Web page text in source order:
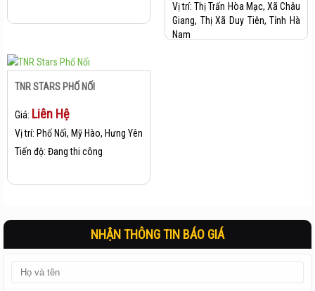
Vị trí:Thị Trấn Hòa Mạc, Xã Châu
Giang, Thị Xã Duy Tiên, Tỉnh Hà
Nam
TNR STARS PHỐ NỐI
Giá: Liên Hệ
Vị trí: Phố Nối, Mỹ Hào, Hưng Yên
Tiến độ: Đang thi công
NHẬN THÔNG TIN BÁO GIÁ